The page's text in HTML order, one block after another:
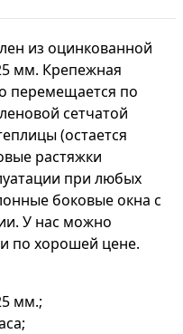
из оцинкованной
мм. Крепежная
перемещается по
сетчатой
(остается
растяжки
при любых
боковые окна с
У нас можно
по хорошей цене.
мм.;